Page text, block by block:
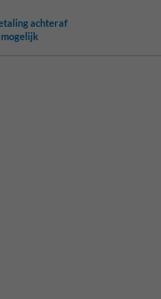
achteraf
mogelijk